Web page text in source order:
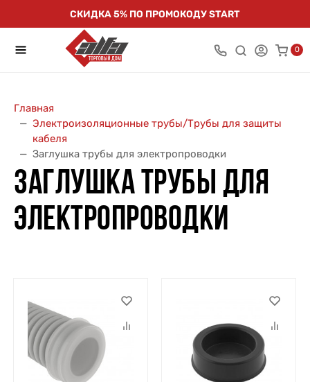
СКИДКА 5% ПО ПРОМОКОДУ START
0
Главная
Электроизоляционные трубы/Трубы для защиты
кабеля
Заглушка трубы для электропроводки
ЗАГЛУШКА ТРУБЫ ДЛЯ
ЭЛЕКТРОПРОВОДКИ